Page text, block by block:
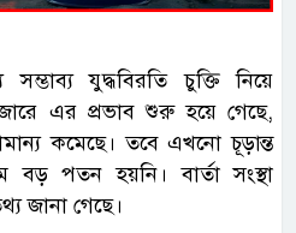
সম্ভাব্য যুদ্ধবিরতি চুক্তি নিয়ে
এর প্রভাব শুরু হয়ে গেছে,
কমেছে। তবে এখনো চূড়ান্ত
পতন হয়নি। বার্তা সংস্থা
জানা গেছে।